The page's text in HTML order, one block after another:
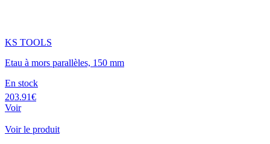
KS TOOLS
Etau à mors parallèles, 150 mm
En stock
203.91€
Voir
Voir le produit